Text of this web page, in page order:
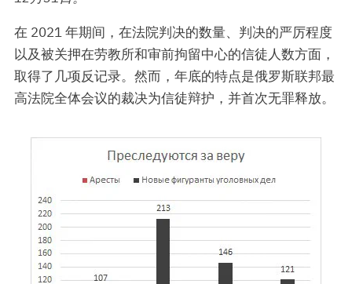
在 2021 年期间，在法院判决的数量、判决的严厉程度
以及被关押在劳教所和审前拘留中心的信徒人数方面，
取得了几项反记录。然而，年底的特点是俄罗斯联邦最
高法院全体会议的裁决为信徒辩护，并首次无罪释放。